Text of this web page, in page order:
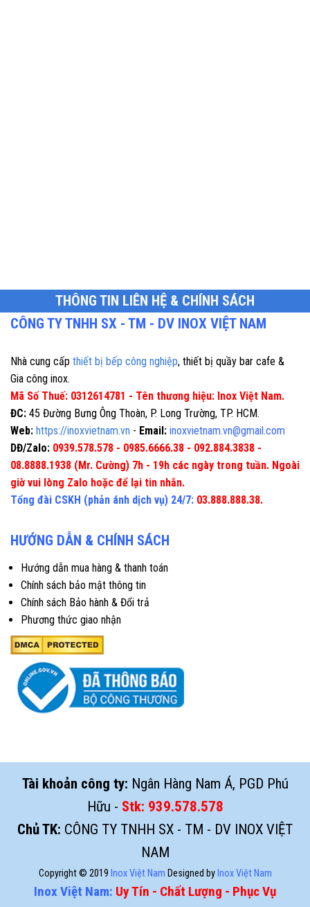
THÔNG TIN LIÊN HỆ & CHÍNH SÁCH
CÔNG TY TNHH SX - TM - DV INOX VIỆT NAM
Nhà cung cấp thiết bị bếp công nghiệp, thiết bị quầy bar cafe &
Gia công inox.
Mã Số Thuế: 0312614781 - Tên thương hiệu: Inox Việt Nam.
ĐC: 45 Đường Bưng Ông Thoàn, P. Long Trường, TP. HCM.
Web: https://inoxvietnam.vn - Email: inoxvietnam.vn@gmail.com
DĐ/Zalo: 0939.578.578 - 0985.6666.38 - 092.884.3838 -
08.8888.1938 (Mr. Cường) 7h - 19h các ngày trong tuần. Ngoài
giờ vui lòng Zalo hoặc để lại tin nhắn.
Tổng đài CSKH (phản ánh dịch vụ) 24/7: 03.888.888.38.
HƯỚNG DẪN & CHÍNH SÁCH
Hướng dẫn mua hàng & thanh toán
Chính sách bảo mật thông tin
Chính sách Bảo hành & Đổi trả
Phương thức giao nhận
Tài khoản công ty: Ngân Hàng Nam Á, PGD Phú
Hữu - Stk: 939.578.578
Chủ TK: CÔNG TY TNHH SX - TM - DV INOX VIỆT
NAM
Copyright © 2019 Inox Việt Nam Designed by Inox Việt Nam
Inox Việt Nam: Uy Tín - Chất Lượng - Phục Vụ